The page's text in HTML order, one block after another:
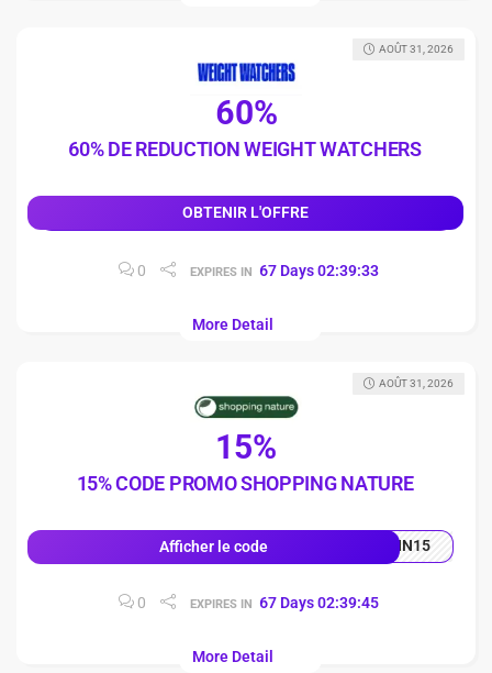
60%
60% DE REDUCTION WEIGHT WATCHERS
AOÛT 31, 2026
OBTENIR L'OFFRE
0 EXPIRES IN 67 Days02:39:32
More Detail
15%
15% CODE PROMO SHOPPING NATURE
AOÛT 31, 2026
Afficher le code HN15
0 EXPIRES IN 67 Days02:39:44
More Detail